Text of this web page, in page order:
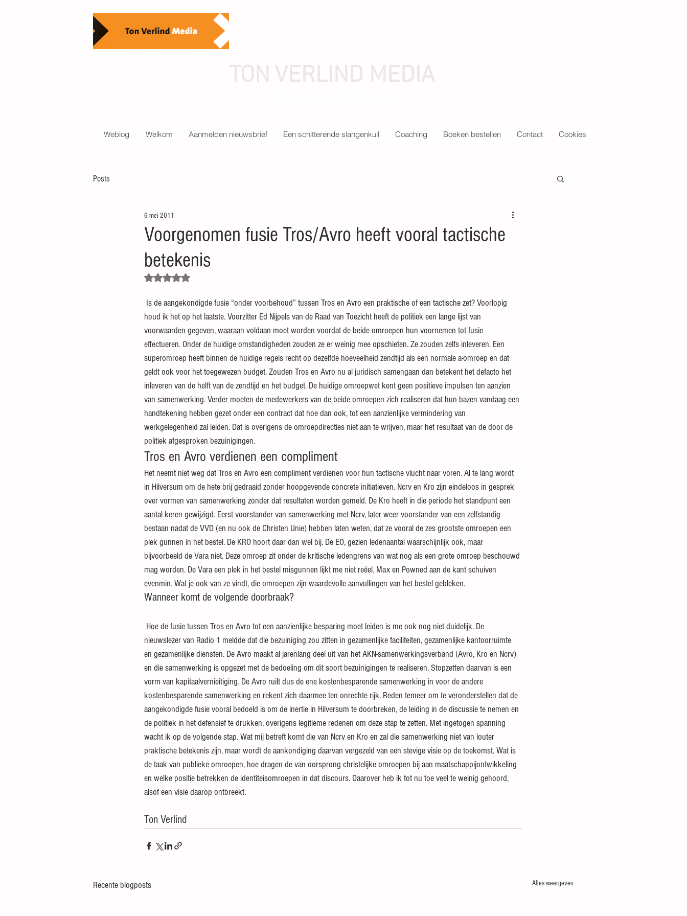
Weblog Welkom Aanmelden nieuwsbrief Een schitterende slangenkuil Coaching Boeken bestellen Contact Cookies
Posts
Voorgenomen fusie Tros/Avro heeft vooral tactische
betekenis
6 mei 2011
Beoordeeld met NaN uit 5 sterren.
houd ik het op het laatste. Voorzitter Ed Nijpels van de Raad van Toezicht heeft de politiek een lange lijst van
voorwaarden gegeven, waaraan voldaan moet worden voordat de beide omroepen hun voornemen tot fusie
effectueren. Onder de huidige omstandigheden zouden ze er weinig mee opschieten. Ze zouden zelfs inleveren. Een
superomroep heeft binnen de huidige regels recht op dezelfde hoeveelheid zendtijd als een normale a-omroep en dat
geldt ook voor het toegewezen budget. Zouden Tros en Avro nu al juridisch samengaan dan betekent het defacto het
inleveren van de helft van de zendtijd en het budget. De huidige omroepwet kent geen positieve impulsen ten aanzien
van samenwerking. Verder moeten de medewerkers van de beide omroepen zich realiseren dat hun bazen vandaag een
handtekening hebben gezet onder een contract dat hoe dan ook, tot een aanzienlijke vermindering van
werkgelegenheid zal leiden. Dat is overigens de omroepdirecties niet aan te wrijven, maar het resultaat van de door de
politiek afgesproken bezuinigingen.
Tros en Avro verdienen een compliment
Het neemt niet weg dat Tros en Avro een compliment verdienen voor hun tactische vlucht naar voren. Al te lang wordt
in Hilversum om de hete brij gedraaid zonder hoopgevende concrete initiatieven. Ncrv en Kro zijn eindeloos in gesprek
over vormen van samenwerking zonder dat resultaten worden gemeld. De Kro heeft in die periode het standpunt een
aantal keren gewijzigd. Eerst voorstander van samenwerking met Ncrv, later weer voorstander van een zelfstandig
bestaan nadat de VVD (en nu ook de Christen Unie) hebben laten weten, dat ze vooral de zes grootste omroepen een
plek gunnen in het bestel. De KRO hoort daar dan wel bij. De EO, gezien ledenaantal waarschijnlijk ook, maar
bijvoorbeeld de Vara niet. Deze omroep zit onder de kritische ledengrens van wat nog als een grote omroep beschouwd
mag worden. De Vara een plek in het bestel misgunnen lijkt me niet reëel. Max en Powned aan de kant schuiven
evenmin. Wat je ook van ze vindt, die omroepen zijn waardevolle aanvullingen van het bestel gebleken.
Wanneer komt de volgende doorbraak?
nieuwslezer van Radio 1 meldde dat die bezuiniging zou zitten in gezamenlijke faciliteiten, gezamenlijke kantoorruimte
en gezamenlijke diensten. De Avro maakt al jarenlang deel uit van het AKN-samenwerkingsverband (Avro, Kro en Ncrv)
en die samenwerking is opgezet met de bedoeling om dit soort bezuinigingen te realiseren. Stopzetten daarvan is een
vorm van kapitaalvernieitiging. De Avro ruilt dus de ene kostenbesparende samenwerking in voor de andere
kostenbesparende samenwerking en rekent zich daarmee ten onrechte rijk. Reden temeer om te veronderstellen dat de
aangekondigde fusie vooral bedoeld is om de inertie in Hilversum te doorbreken, de leiding in de discussie te nemen en
de politiek in het defensief te drukken, overigens legitieme redenen om deze stap te zetten. Met ingetogen spanning
wacht ik op de volgende stap. Wat mij betreft komt die van Ncrv en Kro en zal die samenwerking niet van louter
praktische betekenis zijn, maar wordt de aankondiging daarvan vergezeld van een stevige visie op de toekomst. Wat is
de taak van publieke omroepen, hoe dragen de van oorsprong christelijke omroepen bij aan maatschappijontwikkeling
en welke positie betrekken de identiteisomroepen in dat discours. Daarover heb ik tot nu toe veel te weinig gehoord,
alsof een visie daarop ontbreekt.
Ton Verlind
Recente blogposts Alles weergeven